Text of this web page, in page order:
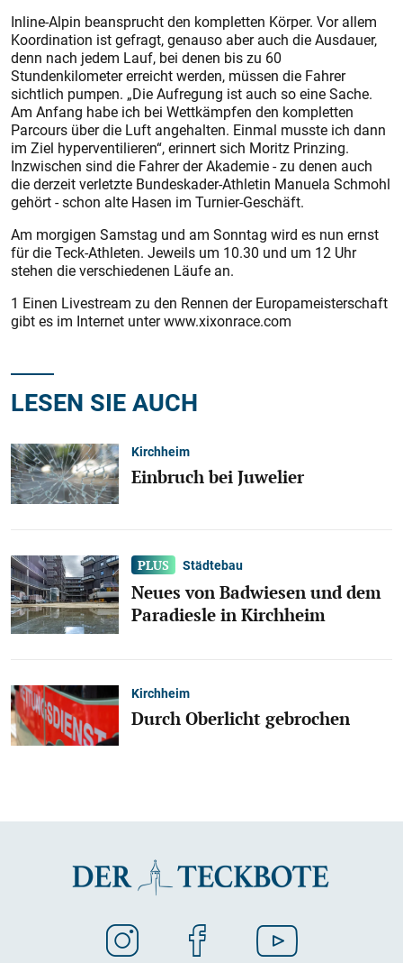
Inline-Alpin beansprucht den kompletten Körper. Vor allem
Koordination ist gefragt, genauso aber auch die Ausdauer,
denn nach jedem Lauf, bei denen bis zu 60
Stundenkilometer erreicht werden, müssen die Fahrer
sichtlich pumpen. „Die Aufregung ist auch so eine Sache.
Am Anfang habe ich bei Wettkämpfen den kompletten
Parcours über die Luft angehalten. Einmal musste ich dann
im Ziel hyperventilieren“, erinnert sich Moritz Prinzing.
Inzwischen sind die Fahrer der Akademie - zu denen auch
die derzeit verletzte Bundeskader-Athletin Manuela Schmohl
gehört - schon alte Hasen im Turnier-Geschäft.
Am morgigen Samstag und am Sonntag wird es nun ernst
für die Teck-Athleten. Jeweils um 10.30 und um 12 Uhr
stehen die verschiedenen Läufe an.
1 Einen Livestream zu den Rennen der Europameisterschaft
gibt es im Internet unter www.xixonrace.com
LESEN SIE AUCH
Kirchheim
Einbruch bei Juwelier
Städtebau
Neues von Badwiesen und dem
Paradiesle in Kirchheim
Kirchheim
Durch Oberlicht gebrochen